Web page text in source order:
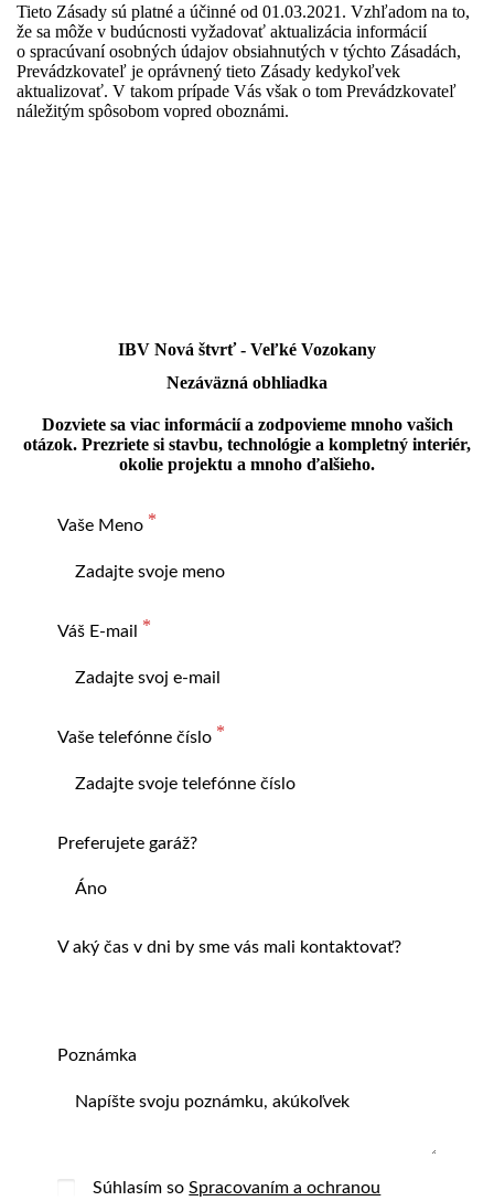
Tieto Zásady sú platné a účinné od 01.03.2021. Vzhľadom na to,
že sa môže v budúcnosti vyžadovať aktualizácia informácií
o spracúvaní osobných údajov obsiahnutých v týchto Zásadách,
Prevádzkovateľ je oprávnený tieto Zásady kedykoľvek
aktualizovať. V takom prípade Vás však o tom Prevádzkovateľ
náležitým spôsobom vopred oboznámi.
IBV Nová štvrť - Veľké Vozokany
Nezáväzná obhliadka
Dozviete sa viac informácií a zodpovieme mnoho vašich
otázok. Prezriete si stavbu, technológie a kompletný interiér,
okolie projektu a mnoho ďalšieho.
Vaše Meno
Váš E-mail
Vaše telefónne číslo
Preferujete garáž?
V aký čas v dni by sme vás mali kontaktovať?
Poznámka
Súhlasím soSpracovaním a ochranou